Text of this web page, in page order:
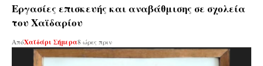
Εργασίες επισκευής και αναβάθμισης σε σχολεία
του Χαϊδαρίου
ΑπόΧαϊδάρι Σήμερα8 ώρες πριν